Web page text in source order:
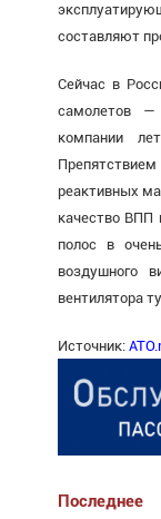
составляют
Сейчас в
самолетов —
компании
реактивных
качество ВПП
полос в
воздушного
вентилятора
Источник:
Последнее